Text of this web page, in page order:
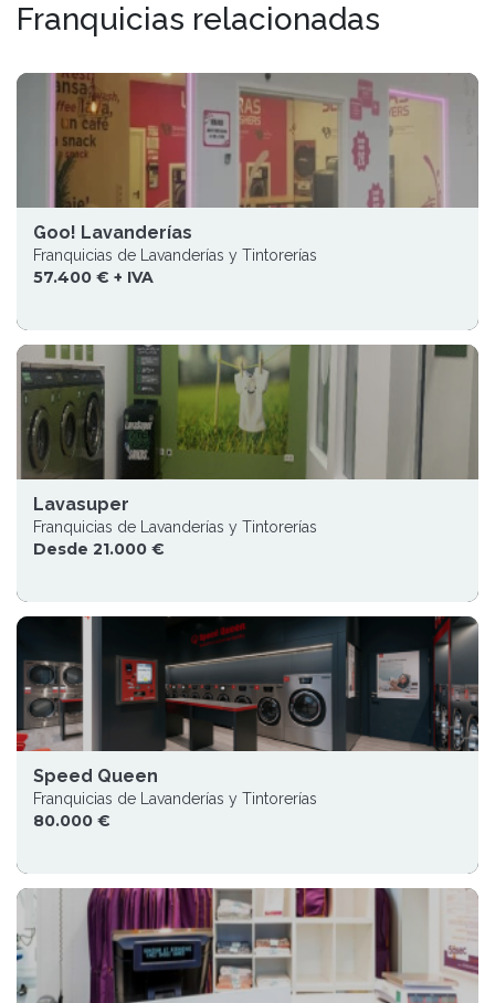
Franquicias relacionadas
Goo! Lavanderías
Franquicias de Lavanderías y Tintorerías
57.400 € + IVA
Lavasuper
Franquicias de Lavanderías y Tintorerías
Desde 21.000 €
Speed Queen
Franquicias de Lavanderías y Tintorerías
80.000 €